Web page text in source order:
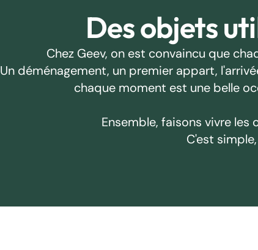
Des objets
Chez Geev, on est convaincu que
Un déménagement, un premier appart,
chaque moment est une belle
Ensemble, faisons vivre
C'est